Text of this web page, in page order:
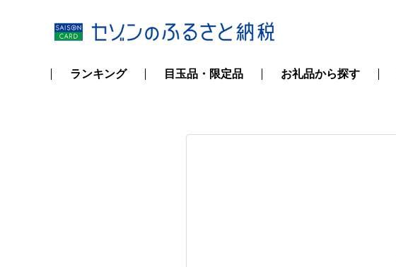
ランキング 目玉品・限定品 お礼品から探す